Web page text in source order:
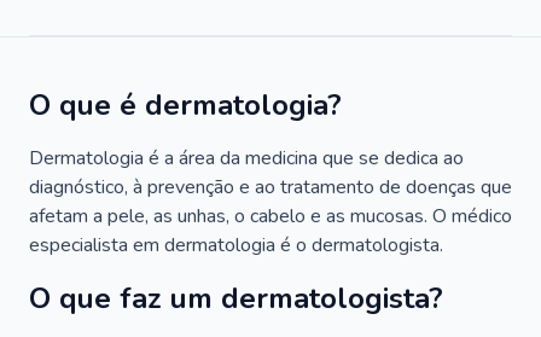
O que é dermatologia?
Dermatologia é a área da medicina que se dedica ao
diagnóstico, à prevenção e ao tratamento de doenças que
afetam a pele, as unhas, o cabelo e as mucosas. O médico
especialista em dermatologia é o dermatologista.
O que faz um dermatologista?